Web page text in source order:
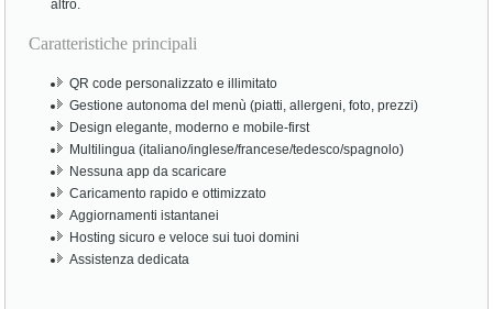
altro.
Caratteristiche principali
QR code personalizzato e illimitato
Gestione autonoma del menù (piatti, allergeni, foto, prezzi)
Design elegante, moderno e mobile-first
Multilingua (italiano/inglese/francese/tedesco/spagnolo)
Nessuna app da scaricare
Caricamento rapido e ottimizzato
Aggiornamenti istantanei
Hosting sicuro e veloce sui tuoi domini
Assistenza dedicata